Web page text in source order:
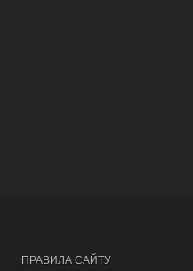
ПРАВИЛА САЙТУ